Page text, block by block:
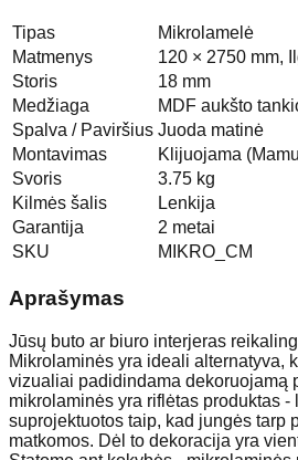
Tipas
Mikrolamelė
Matmenys
120 × 2750 mm,
Storis
18 mm
Medžiaga
MDF aukšto
Spalva / Paviršius Juoda matinė
Montavimas
Klijuojama
Svoris
3.75 kg
Kilmės šalis
Lenkija
Garantija
2 metai
SKU
MIKRO_CM
Aprašymas
Jūsų buto ar biuro interjeras
Mikrolaminės yra ideali alternatyva,
vizualiai padidindama dekoruojamą
mikrolaminės yra riflėtas produktas -
suprojektuotos taip, kad jungės tarp
matkomos. Dėl to dekoracija yra